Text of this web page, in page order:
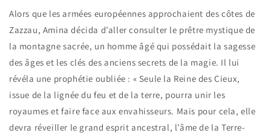
Alors que les armées européennes approchaient des côtes de
Zazzau, Amina décida d’aller consulter le prêtre mystique de
la montagne sacrée, un homme âgé qui possédait la sagesse
des âges et les clés des anciens secrets de la magie. Il lui
révéla une prophétie oubliée : « Seule la Reine des Cieux,
issue de la lignée du feu et de la terre, pourra unir les
royaumes et faire face aux envahisseurs. Mais pour cela, elle
devra réveiller le grand esprit ancestral, l’âme de la Terre-